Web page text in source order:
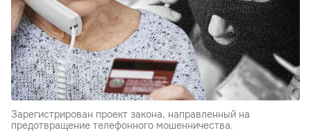
Зарегистрирован проект закона, направленный на
предотвращение телефонного мошенничества.